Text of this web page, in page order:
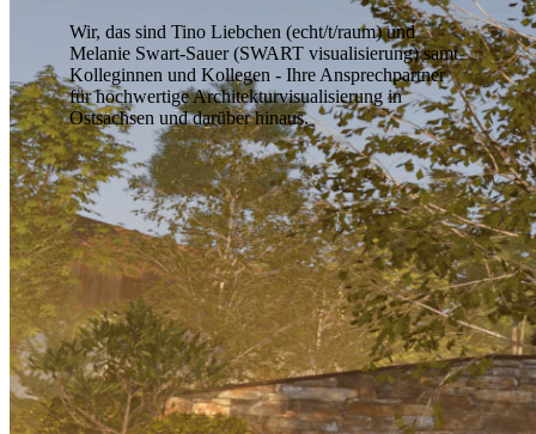
Wir, das sind Tino Liebchen (echt/t/raum) und
Melanie Swart-Sauer (SWART visualisierung) samt
Kolleginnen und Kollegen - Ihre Ansprechpartner
für hochwertige Architekturvisualisierung in
Ostsachsen und darüber hinaus.